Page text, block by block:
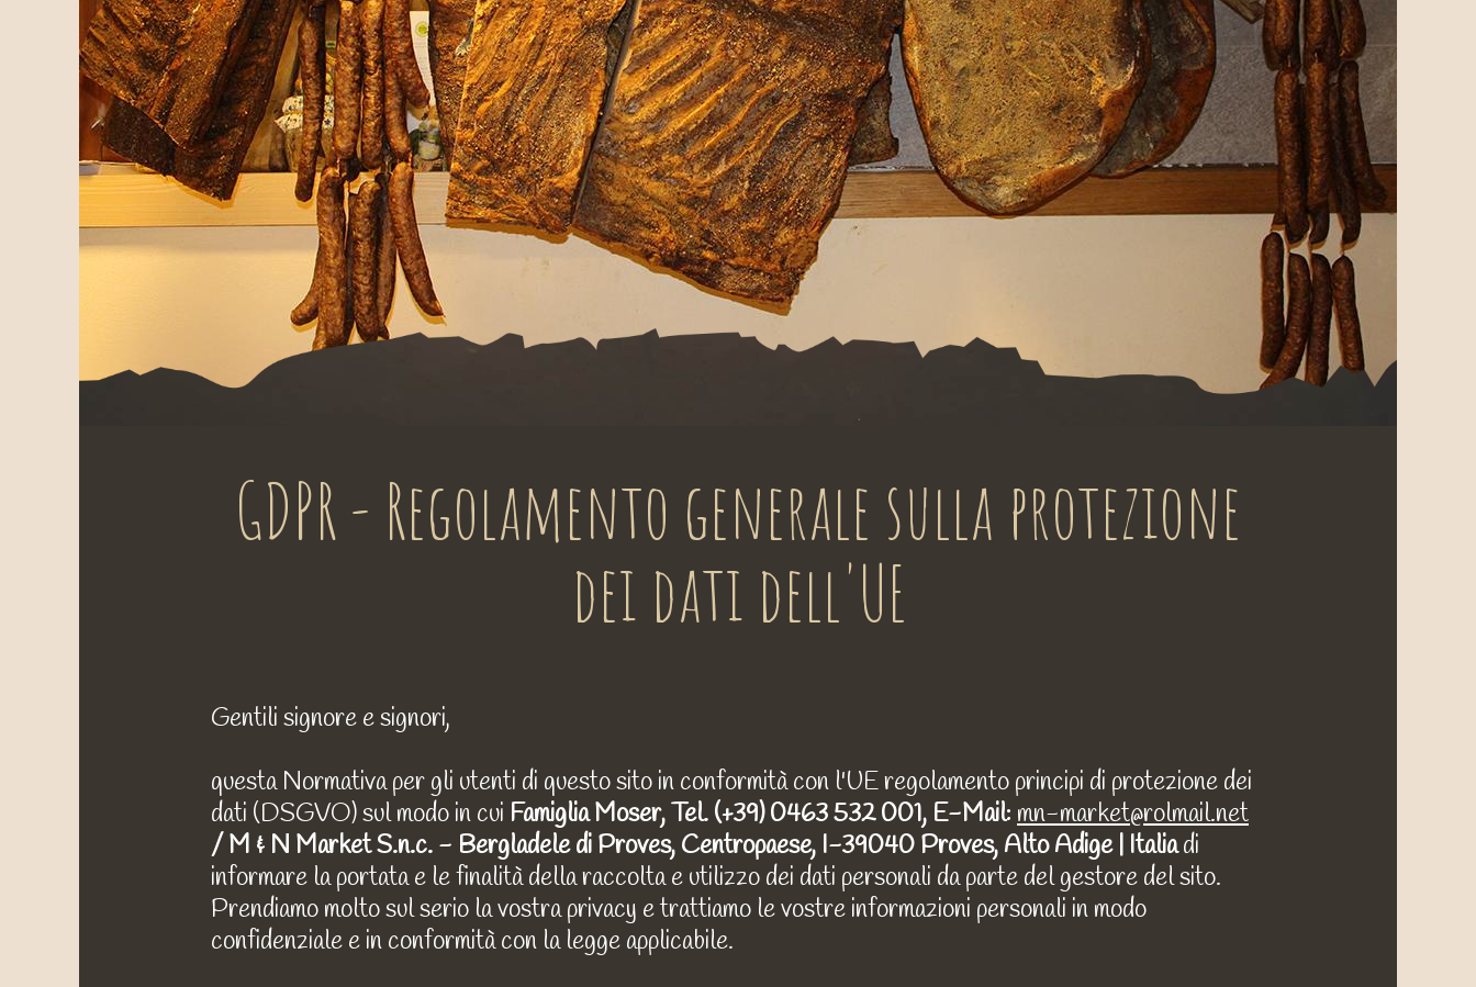
GDPR - Regolamento generale sulla protezione
dei dati dell'UE
Gentili signore e signori,
questa Normativa per gli utenti di questo sito in conformità con l'UE regolamento principi di protezione dei
dati (DSGVO) sul modo in cui Famiglia Moser, Tel. (+39) 0463 532 001, E-Mail: mn-market@rolmail.net
/ M & N Market S.n.c. - Bergladele di Proves, Centropaese, I-39040 Proves, Alto Adige | Italiadi
informare la portata e le finalità della raccolta e utilizzo dei dati personali da parte del gestore del sito.
Prendiamo molto sul serio la vostra privacy e trattiamo le vostre informazioni personali in modo
confidenziale e in conformità con la legge applicabile.